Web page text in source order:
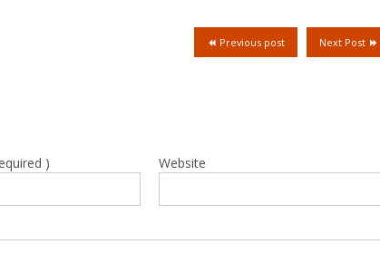
Next Post
Previous post
) Website